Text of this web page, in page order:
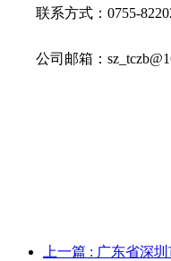
联系方式： 0755-
公司邮箱：
上一篇 : 广东省深